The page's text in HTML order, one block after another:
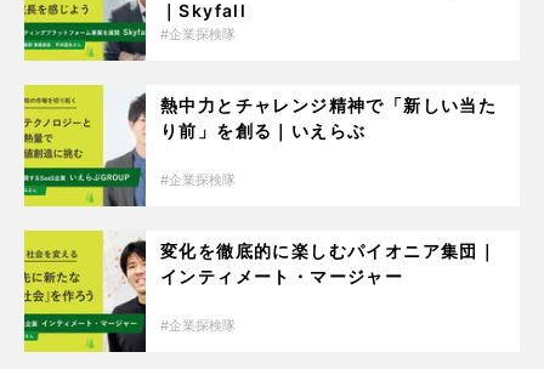
｜Skyfall
企業探検隊
熱中力とチャレンジ精神で「新しい当た
り前」を創る｜いえらぶ
企業探検隊
変化を徹底的に楽しむパイオニア集団｜
インティメート・マージャー
企業探検隊